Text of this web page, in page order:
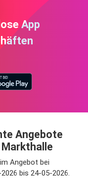
App
Angebote
Angebot bei
bis 24-05-2026.